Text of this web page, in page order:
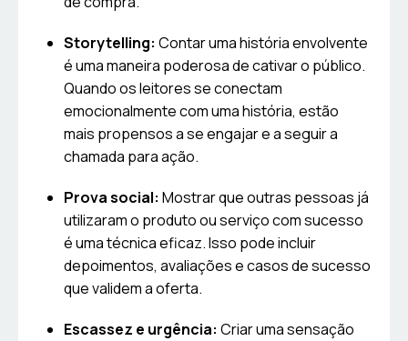
Storytelling: Contar uma história envolvente
é uma maneira poderosa de cativar o público.
Quando os leitores se conectam
emocionalmente com uma história, estão
mais propensos a se engajar e a seguir a
chamada para ação.
Prova social: Mostrar que outras pessoas já
utilizaram o produto ou serviço com sucesso
é uma técnica eficaz. Isso pode incluir
depoimentos, avaliações e casos de sucesso
que validem a oferta.
Escassez e urgência: Criar uma sensação